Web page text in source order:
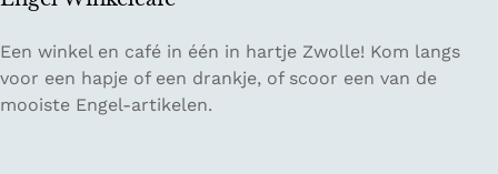
r
e
r
i
E
n
g
Een winkel en café in één in hartje Zwolle! Kom langs
voor een hapje of een drankje, of scoor een van de
mooiste Engel-artikelen.